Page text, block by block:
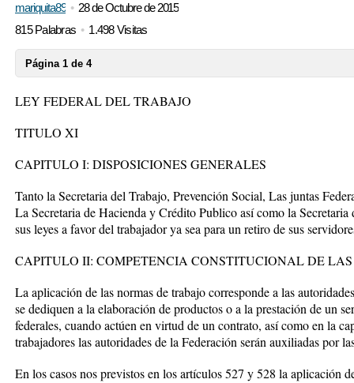
Iniciar sesión
mariquita89
28 de Octubre de 2015
815 Palabras
1.498 Visitas
Página 1 de 4
LEY FEDERAL DEL TRABAJO
TITULO XI
CAPITULO I: DISPOSICIONES GENERALES
Tanto la Secretaria del Trabajo, Prevención Social, Las juntas
La Secretaria de Hacienda y Crédito Publico así como la
sus leyes a favor del trabajador ya sea para un retiro de sus
CAPITULO II: COMPETENCIA CONSTITUCIONAL DE
La aplicación de las normas de trabajo corresponde a las
se dediquen a la elaboración de productos o a la prestación de un
federales, cuando actúen en virtud de un contrato, así como en la
trabajadores las autoridades de la Federación serán auxiliadas por
En los casos nos previstos en los artículos 527 y 528 la aplicación